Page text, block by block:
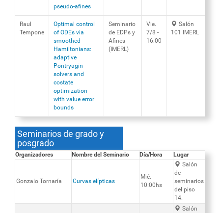
pseudo-afines
Raul
Tempone
Optimal control
of ODEs via
smoothed
Hamiltonians:
adaptive
Pontryagin
solvers and
costate
optimization
with value error
bounds
Seminario
de EDPs y
Afines
(IMERL)
Vie.
7/8 -
16:00
Salón
101 IMERL
Seminarios de grado y
posgrado
Organizadores Nombre del Seminario Día/Hora Lugar
Gonzalo Tornaría Curvas elípticas
Mié.
10:00hs
Salón
de
seminarios
del piso
14.
Salón